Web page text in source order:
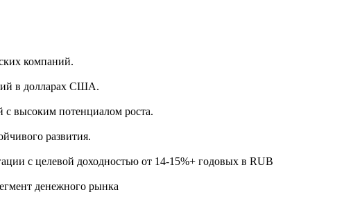
компаний.
в долларах США.
высоким потенциалом роста.
развития.
с целевой доходностью от 14-15%+ годовых в RUB
денежного рынка